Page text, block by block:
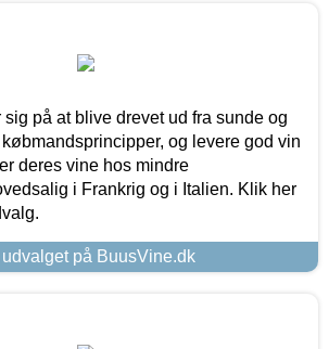
på at blive drevet ud fra sunde og
og levere god vin
deres vine hos mindre
i Frankrig og i Italien. Klik her
udvalget på BuusVine.dk